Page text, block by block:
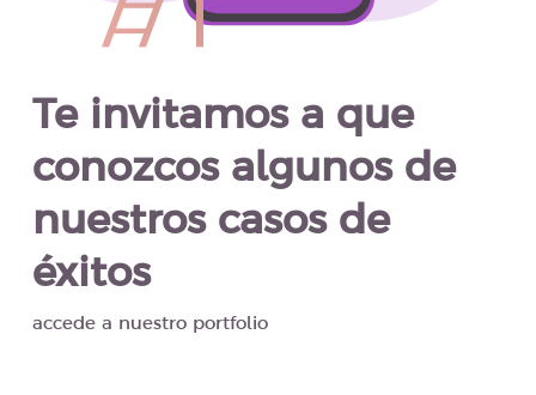
Te invitamos a que
conozcos algunos de
nuestros casos de
éxitos
accede a nuestro portfolio